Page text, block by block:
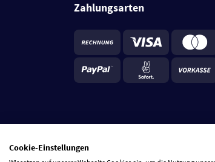
Zahlungsarten
Cookie-Einstellungen